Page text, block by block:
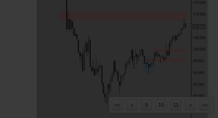
<< < 9 10 11 > >>